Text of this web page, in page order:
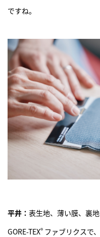
ですね。
平井： 表生地、薄い膜、裏
GORE-TEX® ファブリクスで